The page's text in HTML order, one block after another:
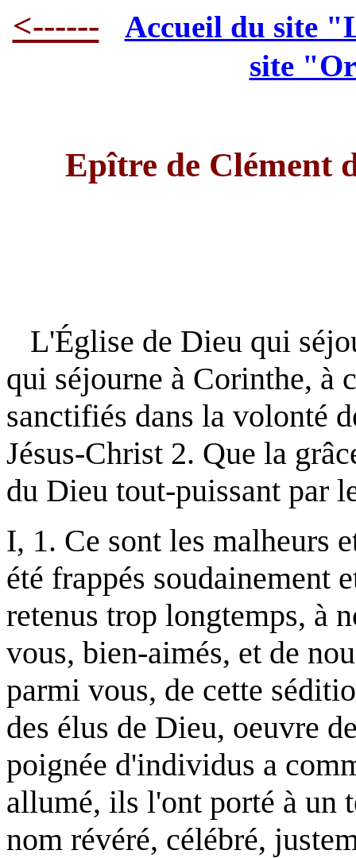
<------
Accueil du site
site
Epître de Clément
L'Église de Dieu qui
qui séjourne à Corinthe, à
sanctifiés dans la volonté
Jésus-Christ 2. Que la
du Dieu tout-puissant par
I, 1. Ce sont les malheurs
été frappés soudainement
retenus trop longtemps, à
vous, bien-aimés, et de
parmi vous, de cette
des élus de Dieu, oeuvre
poignée d'individus a
allumé, ils l'ont porté à un
nom révéré, célébré,